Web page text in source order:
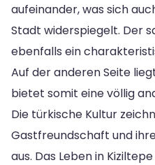
aufeinander, was sich
Stadt widerspiegelt. Der
ebenfalls ein
Auf der anderen Seite
bietet somit eine völlig
Die türkische Kultur
Gastfreundschaft und
aus. Das Leben in